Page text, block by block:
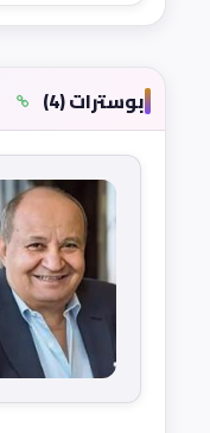
بوسترات (4)